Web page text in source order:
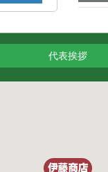
代表挨拶